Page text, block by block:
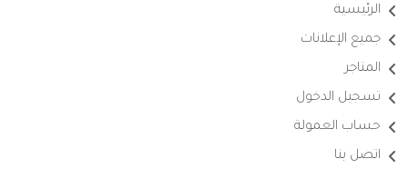
الرئيسية
جميع الإعلانات
المتاجر
تسجيل الدخول
حساب العمولة
اتصل بنا